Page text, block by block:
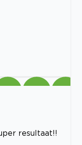
resultaat!!